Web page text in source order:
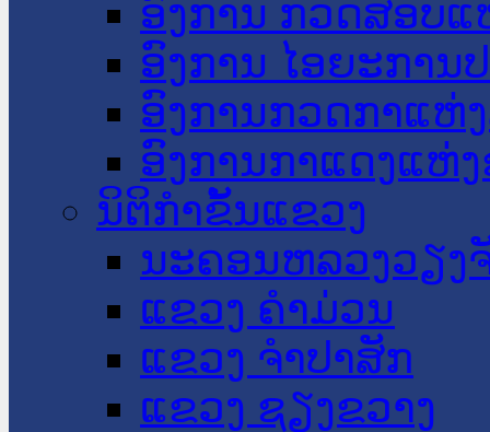
ອົງການ ກວດສອບແ
ອົງການ ໄອຍະການ
ອົງການກວດກາແຫ່
ອົງການກາແດງແຫ່
ນິຕິກໍາຂັ້ນແຂວງ
ນະ​ຄອນ​ຫລວງວຽງ
ແຂວງ ຄໍາມ່ວນ
ແຂວງ ຈໍາປາສັກ
ແຂວງ ຊຽງຂວາງ